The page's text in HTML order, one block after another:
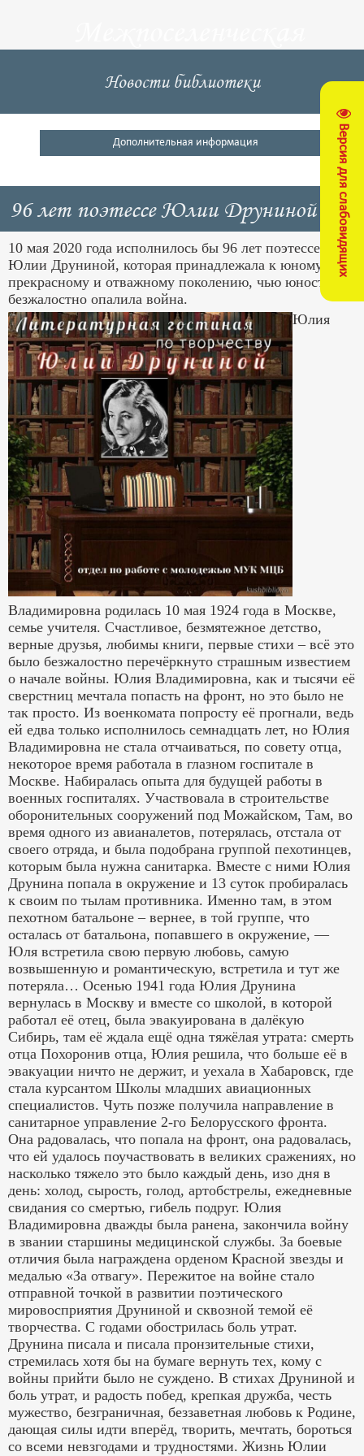
Версия для слабовидящих
центральная
библиотека
Кущевский район
Новости библиотеки
Дополнительная информация
96 лет поэтессе Юлии Друниной
10 мая 2020 года исполнилось бы 96 лет поэтессе
Юлии Друниной, которая принадлежала к юному
прекрасному и отважному поколению, чью юность
безжалостно опалила война.
Юлия
Владимировна родилась 10 мая 1924 года в Москве,
семье учителя. Счастливое, безмятежное детство,
верные друзья, любимы книги, первые стихи – всё это
было безжалостно перечёркнуто страшным известием
о начале войны. Юлия Владимировна, как и тысячи её
сверстниц мечтала попасть на фронт, но это было не
так просто. Из военкомата попросту её прогнали, ведь
ей едва только исполнилось семнадцать лет, но Юлия
Владимировна не стала отчаиваться, по совету отца,
некоторое время работала в глазном госпитале в
Москве. Набиралась опыта для будущей работы в
военных госпиталях. Участвовала в строительстве
оборонительных сооружений под Можайском, Там, во
время одного из авианалетов, потерялась, отстала от
своего отряда, и была подобрана группой пехотинцев,
которым была нужна санитарка. Вместе с ними Юлия
Друнина попала в окружение и 13 суток пробиралась
к своим по тылам противника. Именно там, в этом
пехотном батальоне – вернее, в той группе, что
осталась от батальона, попавшего в окружение, —
Юля встретила свою первую любовь, самую
возвышенную и романтическую, встретила и тут же
потеряла… Осенью 1941 года Юлия Друнина
вернулась в Москву и вместе со школой, в которой
работал её отец, была эвакуирована в далёкую
Сибирь, там её ждала ещё одна тяжёлая утрата: смерть
отца Похоронив отца, Юлия решила, что больше её в
эвакуации ничто не держит, и уехала в Хабаровск, где
стала курсантом Школы младших авиационных
специалистов. Чуть позже получила направление в
санитарное управление 2-го Белорусского фронта.
Она радовалась, что попала на фронт, она радовалась,
что ей удалось поучаствовать в великих сражениях, но
насколько тяжело это было каждый день, изо дня в
день: холод, сырость, голод, артобстрелы, ежедневные
свидания со смертью, гибель подруг. Юлия
Владимировна дважды была ранена, закончила войну
в звании старшины медицинской службы. За боевые
отличия была награждена орденом Красной звезды и
медалью «За отвагу». Пережитое на войне стало
отправной точкой в развитии поэтического
мировосприятия Друниной и сквозной темой её
творчества. С годами обострилась боль утрат.
Друнина писала и писала пронзительные стихи,
стремилась хотя бы на бумаге вернуть тех, кому с
войны прийти было не суждено. В стихах Друниной и
боль утрат, и радость побед, крепкая дружба, честь
мужество, безграничная, беззаветная любовь к Родине,
дающая силы идти вперёд, творить, мечтать, бороться
со всеми невзгодами и трудностями. Жизнь Юлии